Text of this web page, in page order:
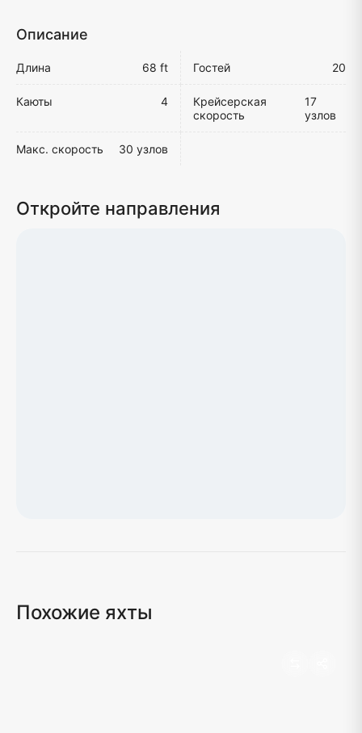
Описание
Длина 68 ft Гостей 20
Каюты 4
Крейсерская
скорость
17
узлов
Макс. скорость 30 узлов
Откройте направления
Похожие яхты